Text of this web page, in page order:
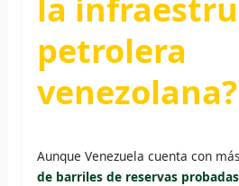
la
petrolera
venezolana?
Aunque Venezuela cuenta con
de barriles de reservas